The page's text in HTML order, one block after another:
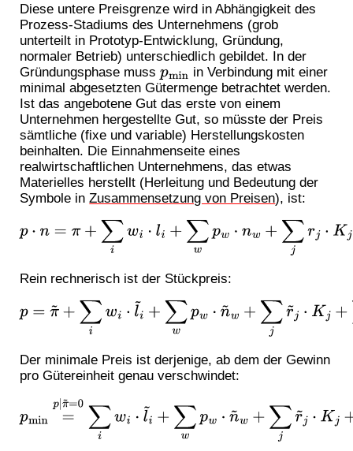
Diese untere Preisgrenze wird in Abhängigkeit des
Prozess-Stadiums des Unternehmens (grob
unterteilt in Prototyp-Entwicklung, Gründung,
normaler Betrieb) unterschiedlich gebildet. In der
Gründungsphase musspminin Verbindung mit einer
minimal abgesetzten Gütermenge betrachtet werden.
Ist das angebotene Gut das erste von einem
Unternehmen hergestellte Gut, so müsste der Preis
sämtliche (fixe und variable) Herstellungskosten
beinhalten. Die Einnahmenseite eines
realwirtschaftlichen Unternehmens, das etwas
Materielles herstellt (Herleitung und Bedeutung der
Symbole inZusammensetzung von Preisen), ist:
p ⋅n=π +∑ iw i⋅li+∑wpw nw+∑jr j⋅ Kj+ ∑r pr⋅ nr
Rein rechnerisch ist der Stückpreis:
p=π~+∑iw i⋅ l~i+∑wpw⋅n ~w+ ∑jr~ ⋅K +∑rpr n~r
Der minimale Preis ist derjenige, ab dem der Gewinn
pro Gütereinheit genau verschwindet:
pmin=p |
π =0∑ iwi⋅l ~+∑ wp w⋅ n~ w +∑ r ~j⋅ j+ ∑rpr ⋅n ~r